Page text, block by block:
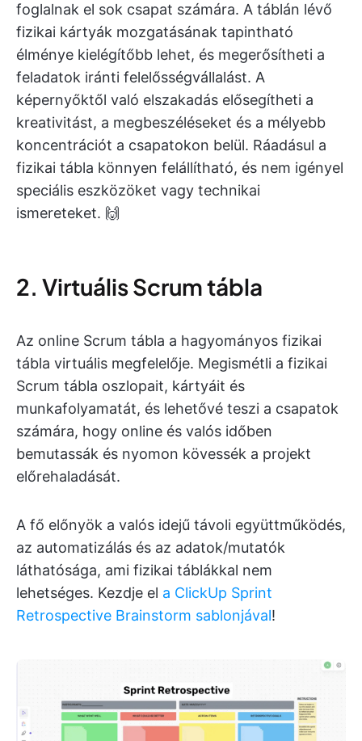
foglalnak el sok csapat számára. A táblán lévő
fizikai kártyák mozgatásának tapintható
élménye kielégítőbb lehet, és megerősítheti a
feladatok iránti felelősségvállalást. A
képernyőktől való elszakadás elősegítheti a
kreativitást, a megbeszéléseket és a mélyebb
koncentrációt a csapatokon belül. Ráadásul a
fizikai tábla könnyen felállítható, és nem igényel
speciális eszközöket vagy technikai
ismereteket. 🙌
2. Virtuális Scrum tábla
Az online Scrum tábla a hagyományos fizikai
tábla virtuális megfelelője. Megismétli a fizikai
Scrum tábla oszlopait, kártyáit és
munkafolyamatát, és lehetővé teszi a csapatok
számára, hogy online és valós időben
bemutassák és nyomon kövessék a projekt
előrehaladását.
A fő előnyök a valós idejű távoli együttműködés,
az automatizálás és az adatok/mutatók
láthatósága, ami fizikai táblákkal nem
lehetséges. Kezdje el a ClickUp Sprint
Retrospective Brainstorm sablonjával!